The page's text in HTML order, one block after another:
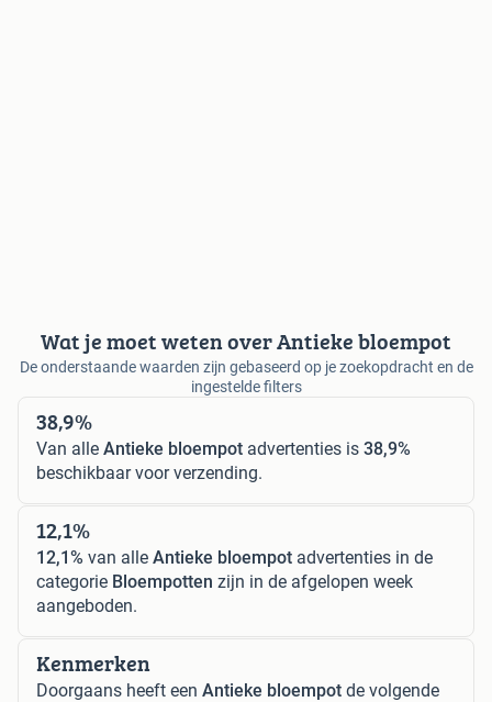
Wat je moet weten over Antieke bloempot
De onderstaande waarden zijn gebaseerd op je zoekopdracht en de
ingestelde filters
38,9%
Van alle Antieke bloempot advertenties is 38,9%
beschikbaar voor verzending.
12,1%
12,1% van alle Antieke bloempot advertenties in de
categorie Bloempotten zijn in de afgelopen week
aangeboden.
Kenmerken
Doorgaans heeft een Antieke bloempot de volgende